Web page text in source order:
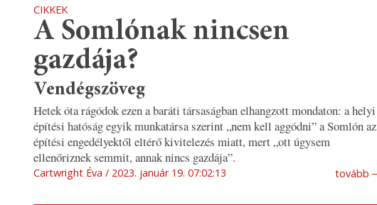
CIKKEK
A Somlónak nincsen
gazdája?
Vendégszöveg
Hetek óta rágódok ezen a baráti társaságban elhangzott mondaton: a helyi
építési hatóság egyik munkatársa szerint „nem kell aggódni” a Somlón az
építési engedélyektől eltérő kivitelezés miatt, mert „ott úgysem
ellenőriznek semmit, annak nincs gazdája”.
Cartwright Éva 2023. január 19. 07:02:13 tovább